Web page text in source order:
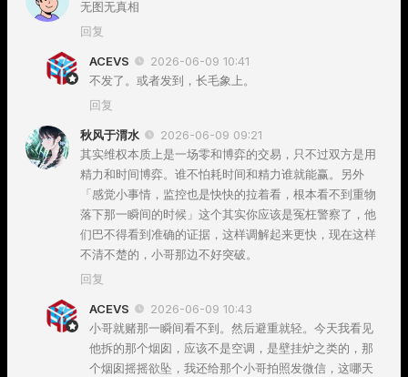
无图无真相
回复
ACEVS
2026-06-09 10:41
不发了。或者发到，长毛象上。
回复
秋风于渭水
2026-06-09 09:21
其实维权本质上是一场零和博弈的交易，只不过双方是用
精力和时间博弈。谁不怕耗时间和精力谁就能赢。另外
「感觉小事情，监控也是快快的拉着看，根本看不到重物
落下那一瞬间的时候」这个其实你应该是冤枉警察了，他
们巴不得看到准确的证据，这样调解起来更快，现在这样
不清不楚的，小哥那边不好突破。
回复
ACEVS
2026-06-09 10:43
小哥就赌那一瞬间看不到。然后避重就轻。今天我看见
他拆的那个烟囱，应该不是空调，是壁挂炉之类的，那
个烟囱摇摇欲坠，我还给那个小哥拍照发微信，这哪天